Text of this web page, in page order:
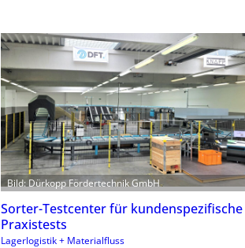
Bild: Dürkopp Fördertechnik GmbH
Sorter-Testcenter für kundenspezifische
Praxistests
Lagerlogistik + Materialfluss